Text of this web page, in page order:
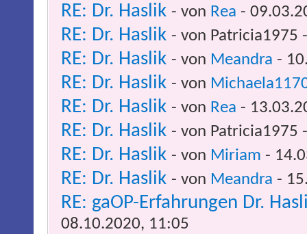
RE: Dr. Haslik - von Rea -
RE: Dr. Haslik - von Patricia1975
RE: Dr. Haslik - von Meandra -
RE: Dr. Haslik - von
RE: Dr. Haslik - von Rea -
RE: Dr. Haslik - von Patricia1975
RE: Dr. Haslik - von Miriam -
RE: Dr. Haslik - von Meandra -
RE: gaOP-Erfahrungen Dr.
08.10.2020, 11:05